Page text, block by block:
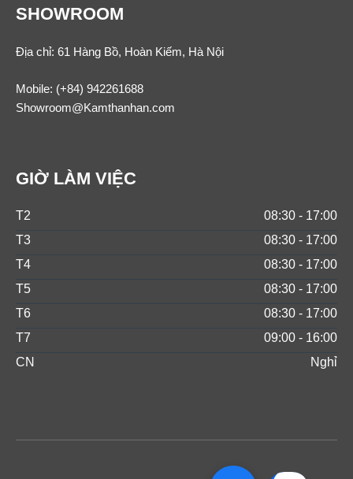
SHOWROOM
Địa chỉ: 61 Hàng Bồ, Hoàn Kiếm, Hà Nội
Mobile: (+84) 942261688
Showroom@Kamthanhan.com
GIỜ LÀM VIỆC
T2
08:30 - 17:00
T3
08:30 - 17:00
T4
08:30 - 17:00
T5
08:30 - 17:00
T6
08:30 - 17:00
T7
09:00 - 16:00
CN
Nghỉ